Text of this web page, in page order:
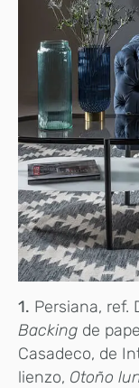
1. Persiana, ref.
Backing de
Casadeco, de
lienzo, Otoño